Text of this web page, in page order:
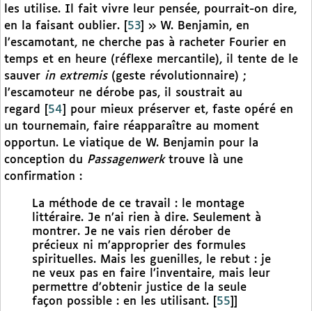
les utilise. Il fait vivre leur pensée, pourrait-on dire,
en la faisant oublier.
53
» W. Benjamin, en
l’escamotant, ne cherche pas à racheter Fourier en
temps et en heure (réflexe mercantile), il tente de le
sauver in extremis(geste révolutionnaire) ;
l’escamoteur ne dérobe pas, il soustrait au
regard
54
pour mieux préserver et, faste opéré en
un tournemain, faire réapparaître au moment
opportun. Le viatique de W. Benjamin pour la
conception du Passagenwerktrouve là une
confirmation :
La méthode de ce travail : le montage
littéraire. Je n’ai rien à dire. Seulement à
montrer. Je ne vais rien dérober de
précieux ni m’approprier des formules
spirituelles. Mais les guenilles, le rebut : je
ne veux pas en faire l’inventaire, mais leur
permettre d’obtenir justice de la seule
façon possible : en les utilisant.
55